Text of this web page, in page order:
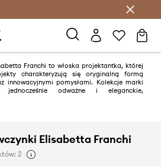
z Answear Club >
Franchi to włoska projektantka, której
charakteryzują się oryginalną formą
innowacyjnymi pomysłami. Kolekcje marki
jednocześnie odważne i eleganckie,
Elisabetta Franchi
2